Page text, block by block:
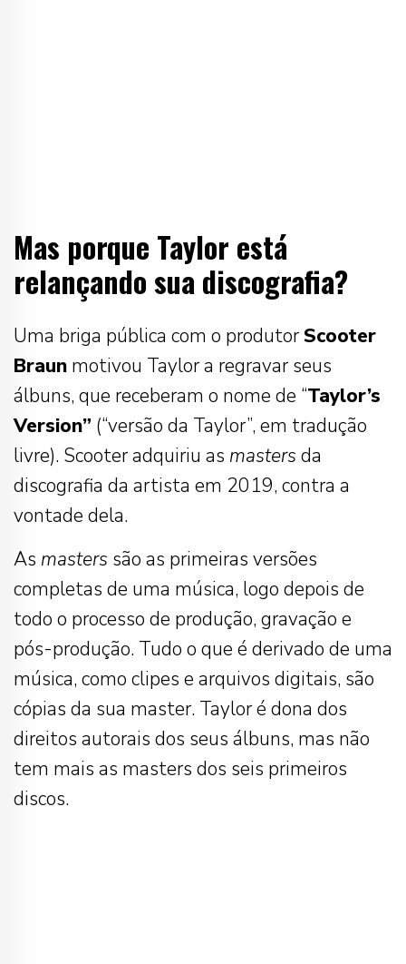
Mas porque Taylor está
relançando sua discografia?
Uma briga pública com o produtorScooter
Braun motivou Taylor a regravar seus
álbuns, que receberam o nome de “Taylor’s
Version” (“versão da Taylor”, em tradução
livre). Scooter adquiriu as masters da
discografia da artista em 2019, contra a
vontade dela.
As masters são as primeiras versões
completas de uma música, logo depois de
todo o processo de produção, gravação e
pós-produção. Tudo o que é derivado de uma
música, como clipes e arquivos digitais, são
cópias da sua master. Taylor é dona dos
direitos autorais dos seus álbuns, mas não
tem mais as masters dos seis primeiros
discos.